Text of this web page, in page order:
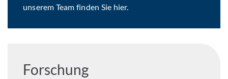
unserem Team finden Sie hier.
Forschung